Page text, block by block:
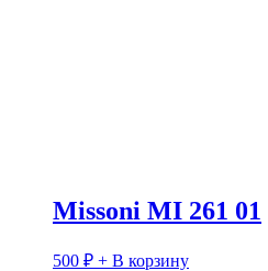
Missoni MI 261 01
500 ₽ + В корзину